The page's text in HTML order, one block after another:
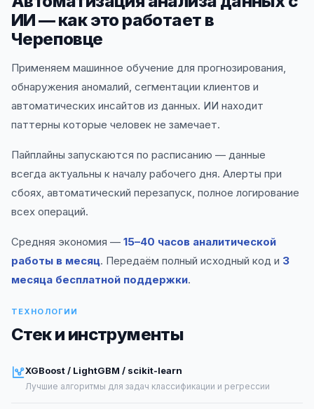
ИИ — как это работает в
Череповце
Применяем машинное обучение для прогнозирования,
обнаружения аномалий, сегментации клиентов и
автоматических инсайтов из данных. ИИ находит
паттерны которые человек не замечает.
Пайплайны запускаются по расписанию — данные
всегда актуальны к началу рабочего дня. Алерты при
сбоях, автоматический перезапуск, полное логирование
всех операций.
Средняя экономия — 15–40 часов аналитической
работы в месяц. Передаём полный исходный код и 3
месяца бесплатной поддержки.
ТЕХНОЛОГИИ
Стек и инструменты
XGBoost / LightGBM / scikit-learn
Лучшие алгоритмы для задач классификации и регрессии